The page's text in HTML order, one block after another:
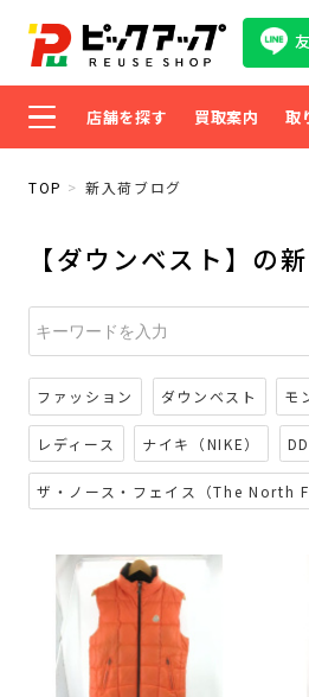
店舗を探す 買取案内 取
TOP 新入荷ブログ
【ダウンベスト】の
ファッション ダウンベスト モ
レディース ナイキ（NIKE）
ザ・ノース・フェイス（The North